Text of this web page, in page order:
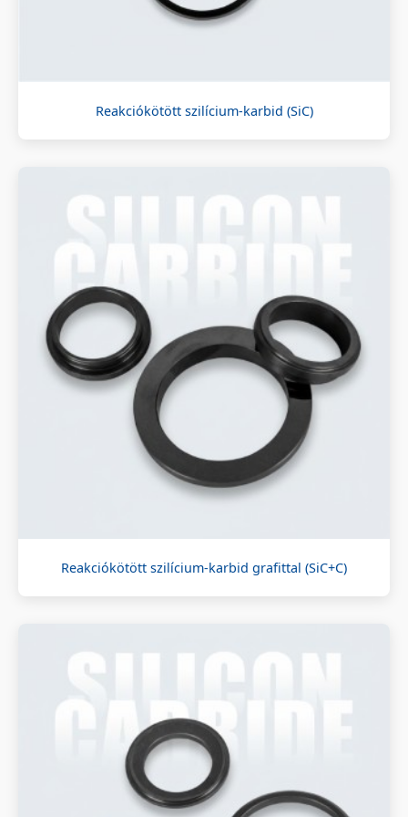
Reakciókötött szilícium-karbid (SiC)
Reakciókötött szilícium-karbid grafittal (SiC+C)